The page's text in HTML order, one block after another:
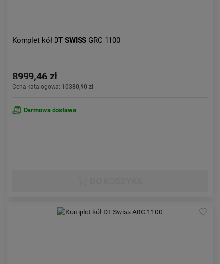
Komplet kół DT SWISS GRC 1100
8999,46 zł
Cena katalogowa: 10380,90 zł
Darmowa dostawa